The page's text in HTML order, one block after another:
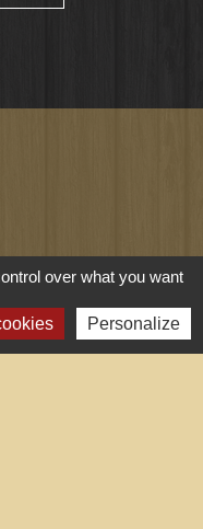
over what you want
Personalize